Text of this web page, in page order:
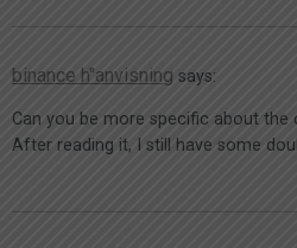
binance h"anvisning says:
Can you be more specific about
After reading it, I still have some